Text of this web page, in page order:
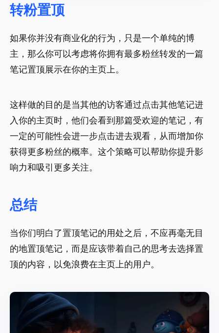
转粉置顶
如果你并没有商业化的行为，只是一个单纯的博
主，那么你可以考虑将你拥有最多粉丝转发的一篇
笔记置顶展示在你的主页上。
这样做的目的是当其他的访客通过点击其他笔记进
入你的主页时，他们会看到那篇受欢迎的笔记，有
一定的可能性会进一步点击进去观看，从而增加你
获得更多粉丝的概率。这个策略可以帮助你提升影
响力和吸引更多关注。
总结
当你们明白了置顶笔记的用处之后，不应再毫无目
的地置顶笔记，而是应该带着自己的思考去选择置
顶的内容，以免浪费在主页上的用户。